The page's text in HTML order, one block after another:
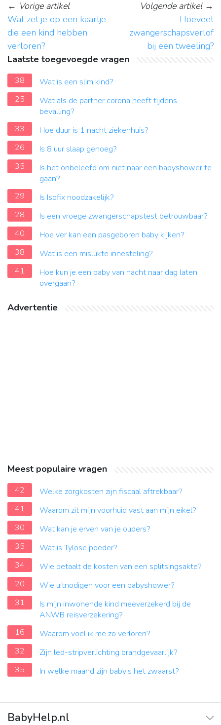
← Vorige artikel
Wat zet je op een kaartje
die een kind hebben
verloren?
Volgende artikel→
Hoeveel
zwangerschapsverlof
bij een tweeling?
Laatste toegevoegde vragen
38
Wat is een slim kind?
25
Wat als de partner corona heeft tijdens
bevalling?
33
Hoe duur is 1 nacht ziekenhuis?
26
Is 8 uur slaap genoeg?
35
Is het onbeleefd om niet naar een babyshower te
gaan?
29
Is Isofix noodzakelijk?
28
Is een vroege zwangerschapstest betrouwbaar?
40
Hoe ver kan een pasgeboren baby kijken?
38
Wat is een mislukte innesteling?
41
Hoe kun je een baby van nacht naar dag laten
overgaan?
Advertentie
Meest populaire vragen
42
Welke zorgkosten zijn fiscaal aftrekbaar?
41
Waarom zit mijn voorhuid vast aan mijn eikel?
30
Wat kan je erven van je ouders?
35
Wat is Tylose poeder?
34
Wie betaalt de kosten van een splitsingsakte?
20
Wie uitnodigen voor een babyshower?
31
Is mijn inwonende kind meeverzekerd bij de
ANWB reisverzekering?
16
Waarom voel ik me zo verloren?
32
Zijn led-stripverlichting brandgevaarlijk?
35
In welke maand zijn baby's het zwaarst?
BabyHelp.nl